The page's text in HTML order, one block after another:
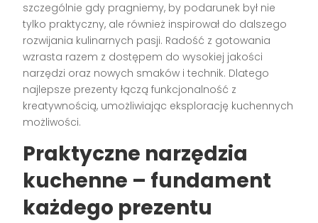
szczególnie gdy pragniemy, by podarunek był nie
tylko praktyczny, ale również inspirował do dalszego
rozwijania kulinarnych pasji. Radość z gotowania
wzrasta razem z dostępem do wysokiej jakości
narzędzi oraz nowych smaków i technik. Dlatego
najlepsze prezenty łączą funkcjonalność z
kreatywnością, umożliwiając eksplorację kuchennych
możliwości.
Praktyczne narzędzia
kuchenne – fundament
każdego prezentu